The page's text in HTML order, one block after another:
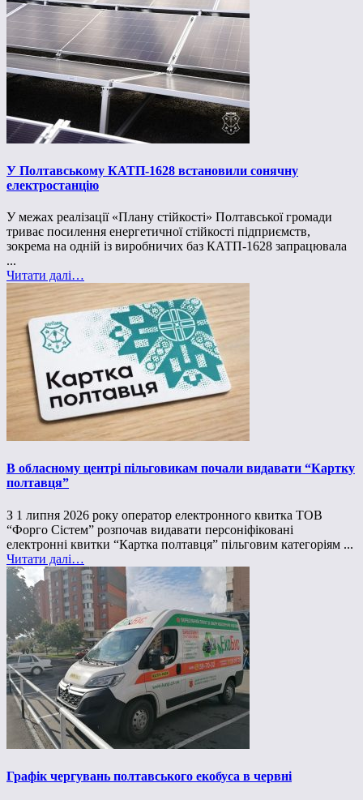
У Полтавському КАТП-1628 встановили сонячну
електростанцію
У межах реалізації «Плану стійкості» Полтавської громади
триває посилення енергетичної стійкості підприємств,
зокрема на одній із виробничих баз КАТП-1628 запрацювала
...
Читати далі…
В обласному центрі пільговикам почали видавати “Картку
полтавця”
З 1 липня 2026 року оператор електронного квитка ТОВ
“Форго Сістем” розпочав видавати персоніфіковані
електронні квитки “Картка полтавця” пільговим категоріям ...
Читати далі…
Графік чергувань полтавського екобуса в червні